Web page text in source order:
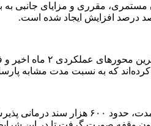
رئیسه صندوق‌های بازنشستگی صنعت نفت از پرداخت ۱۶ هزار و ۵۰۰